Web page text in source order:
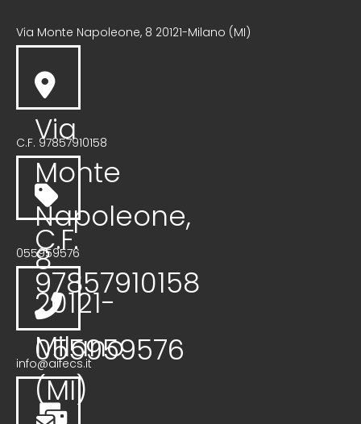
Via Monte Napoleone, 8 20121-Milano (MI)
Via
Monte
Napoleone,
8
20121-
Milano
(MI)
C.F. 97857910158
C.F.
97857910158
055959576
055959576
info@aifecs.it